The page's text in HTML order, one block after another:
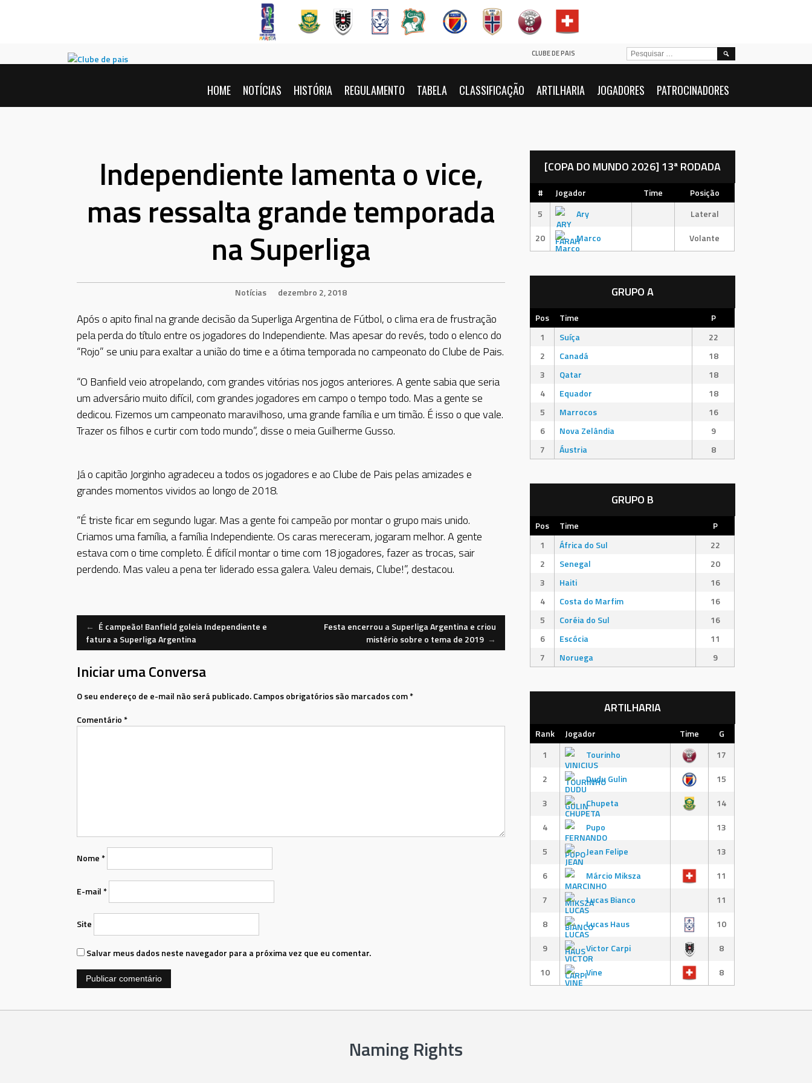
para
CLUBE DE PAIS
HOME NOTÍCIAS HISTÓRIA REGULAMENTO TABELA CLASSIFICAÇÃO ARTILHARIA JOGADORES PATROCINADORES
PESQUISAR
Independiente lamenta o vice,
mas ressalta grande temporada
na Superliga
Notícias dezembro 2, 2018
Após o apito final na grande decisão da Superliga Argentina de Fútbol, o clima era de frustração
pela perda do título entre os jogadores do Independiente. Mas apesar do revés, todo o elenco do
“Rojo” se uniu para exaltar a união do time e a ótima temporada no campeonato do Clube de Pais.
“O Banfield veio atropelando, com grandes vitórias nos jogos anteriores. A gente sabia que seria
um adversário muito difícil, com grandes jogadores em campo o tempo todo. Mas a gente se
dedicou. Fizemos um campeonato maravilhoso, uma grande família e um timão. É isso o que vale.
Trazer os filhos e curtir com todo mundo”, disse o meia Guilherme Gusso.
Já o capitão Jorginho agradeceu a todos os jogadores e ao Clube de Pais pelas amizades e
grandes momentos vividos ao longo de 2018.
“É triste ficar em segundo lugar. Mas a gente foi campeão por montar o grupo mais unido.
Criamos uma família, a família Independiente. Os caras mereceram, jogaram melhor. A gente
estava com o time completo. É difícil montar o time com 18 jogadores, fazer as trocas, sair
perdendo. Mas valeu a pena ter liderado essa galera. Valeu demais, Clube!”, destacou.
Navegação
de
Mensagem
← É campeão! Banfield goleia Independiente e
fatura a Superliga Argentina
Festa encerrou a Superliga Argentina e criou
mistério sobre o tema de 2019 →
Iniciar uma Conversa
O seu endereço de e-mail não será publicado.Campos obrigatórios são marcados com*
Comentário*
Nome*
E-mail*
Site
Salvar meus dados neste navegador para a próxima vez que eu comentar.
[COPA DO MUNDO 2026] 13ª RODADA
# Jogador Time
Posição
5
Ary
Lateral
20
Marco Volante
GRUPO A
Pos Time
P
1
Suíça
22
2
Canadá
18
3
Qatar
18
4
Equador
18
5
Marrocos
16
6
Nova Zelândia
9
7
Áustria 8
GRUPO B
Pos Time
P
1
África do Sul
22
2
Senegal
20
3
Haiti
16
4
Costa do Marfim
16
5
Coréia do Sul
16
6
Escócia
11
7
Noruega 9
ARTILHARIA
Rank Jogador Time
G
1
Tourinho
17
2
Dudu Gulin
15
3
Chupeta
14
4
Pupo
13
5
Jean Felipe
13
6
Márcio Miksza
11
7
Lucas Bianco
11
8
Lucas Haus
10
9
Victor Carpi
8
10
Vine 8
Naming Rights